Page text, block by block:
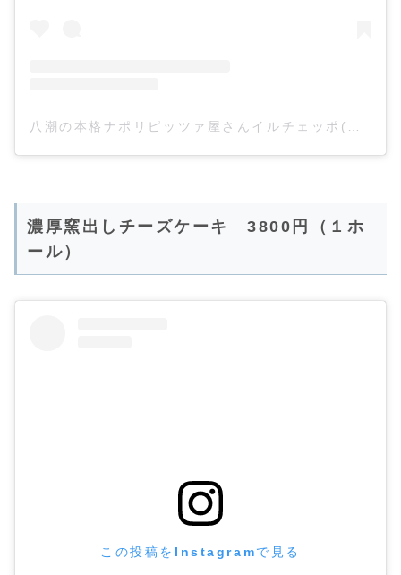
濃厚窯出しチーズケーキ 3800円（１ホ
ール）
この投稿をInstagramで見る